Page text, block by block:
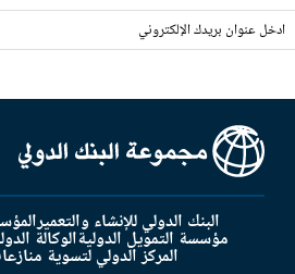
البنك الدولي للإنشاء والتعمير
مؤسسة التمويل الدوليةالوكالة
المركز الدولي لتسوية